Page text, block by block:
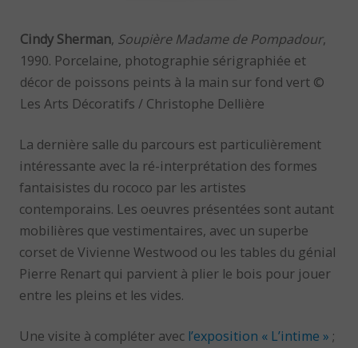
Cindy Sherman, Soupière Madame de Pompadour,
1990. Porcelaine, photographie sérigraphiée et
décor de poissons peints à la main sur fond vert ©
Les Arts Décoratifs / Christophe Dellière
La dernière salle du parcours est particulièrement
intéressante avec la ré-interprétation des formes
fantaisistes du rococo par les artistes
contemporains. Les oeuvres présentées sont autant
mobilières que vestimentaires, avec un superbe
corset de Vivienne Westwood ou les tables du génial
Pierre Renart qui parvient à plier le bois pour jouer
entre les pleins et les vides.
Une visite à compléter avec l’exposition « L’intime » ;